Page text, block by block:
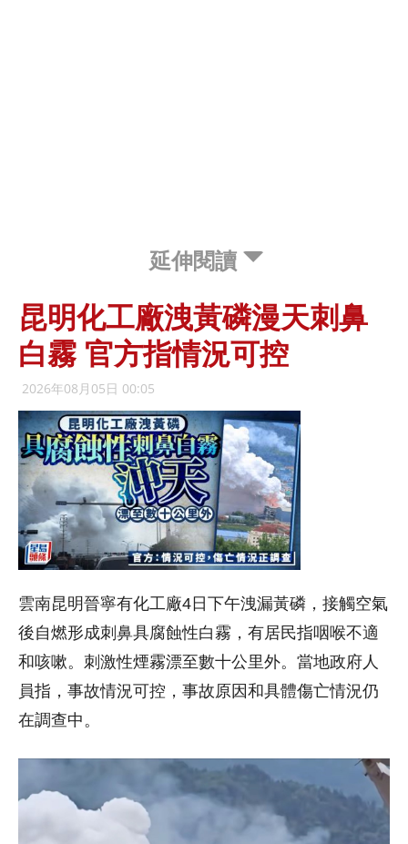
延伸閱讀
昆明化工廠洩黃磷漫天刺鼻
白霧 官方指情況可控
2026年08月05日 00:05
雲南昆明晉寧有化工廠4日下午洩漏黃磷，接觸空氣
後自燃形成刺鼻具腐蝕性白霧，有居民指咽喉不適
和咳嗽。刺激性煙霧漂至數十公里外。當地政府人
員指，事故情況可控，事故原因和具體傷亡情況仍
在調查中。